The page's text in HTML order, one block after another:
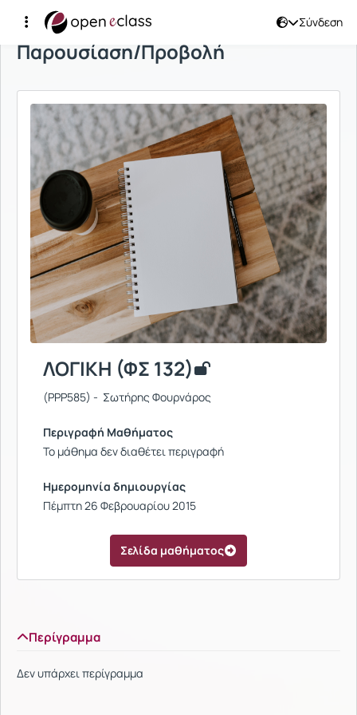
Σύνδεση
Παρουσίαση/Προβολή
ΛΟΓΙΚΗ (ΦΣ 132)
(PPP585) - Σωτήρης Φουρνάρος
Περιγραφή Μαθήματος
Το μάθημα δεν διαθέτει περιγραφή
Ημερομηνία δημιουργίας
Πέμπτη 26 Φεβρουαρίου 2015
Σελίδα μαθήματος
Περίγραμμα
Δεν υπάρχει περίγραμμα